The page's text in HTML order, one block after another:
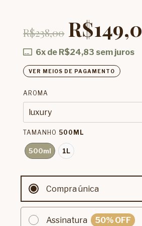
R$238,00
6x de R$24,83 sem juros
VER MEIOS DE PAGAMENTO
AROMA
TAMANHO 500ML
500ml 1L
Compra única
Assinatura 50% OFF